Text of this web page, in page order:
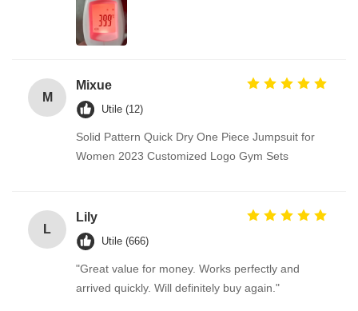
M
Mixue
Utile (12)
Solid Pattern Quick Dry One Piece Jumpsuit for
Women 2023 Customized Logo Gym Sets
L
Lily
Utile (666)
"Great value for money. Works perfectly and
arrived quickly. Will definitely buy again."